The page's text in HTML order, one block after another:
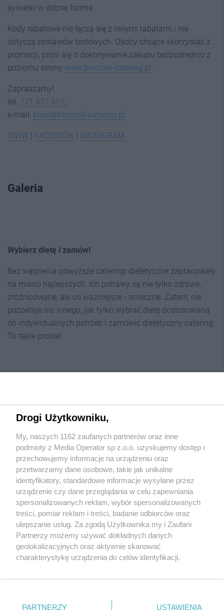
sylwetki w dobrej formie.
Kody rabatowe nie łączą się z innymi rabatami i nie
dotyczą zestawów testowych. Osoby chcące skorzystać z
promocji, prosi się o dokonywanie zakupu bezpośrednio z
poziomu strony www.broccoli-catering.pl
Zapraszamy!
tel. 721 551 551
e-mail: biuro@broccoli-catering.pl
WWW | FACEBOOK | INSTAGRAM
Galeria
Wybierz dietę i zamów!
Bez wątpienia powyższe cateringi dietetyczne zapracowały
na miano najlepszych. Ich potrawy są nie tylko zdrowe,
zróżnicowane, ale co ważniejsze - smaczne. Zatem, nie
pozostaje nic innego, jak tylko wybrać dietę dostosowaną
do indywidualnych potrzeb i zamówić dietetyczny catering.
To takie proste!
Wydawca mediówlokalnych
Nie zapomnij
zapoznać się z:
polityką prywatności regulamin korzystania z portali
Twojemiasto
Piekary Śląskie
Chorzów
Tarnowskie Góry
Gliwice
Skontakuj sięz nami
Kontakt
Wydawca
Redakcja
Drogi Użytkowniku,
My, naszych 1162 zaufanych partnerów oraz inne
podmioty z Media Operator sp z.o.o. uzyskujemy dostęp i
przechowujemy informacje na urządzeniu oraz
przetwarzamy dane osobowe, takie jak unikalne
identyfikatory, standardowe informacje wysyłane przez
urządzenie czy dane przeglądania w celu zapewniania
spersonalizowanych reklam, wybór spersonalizowanych
treści, pomiar reklam i treści, badanie odbiorców oraz
ulepszanie usług. Za zgodą Użytkownika my i Zaufani
Partnerzy możemy używać dokładnych danych
geolokalizacyjnych oraz aktywnie skanować
charakterystykę urządzenia do celów identyfikacji.
zmienić/wycofać klikając przycisk ustawień prywatności
PARTNERZY USTAWIENIA